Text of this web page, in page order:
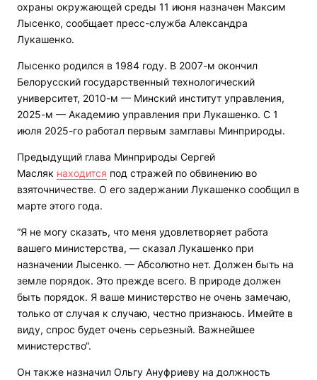
охраны окружающей среды 11 июня назначен Максим
Лысенко, сообщает пресс-служба Александра
Лукашенко.
Лысенко родился в 1984 году. В 2007-м окончил
Белорусский государственный технологический
университет, 2010-м — Минский институт управления,
2025-м — Академию управления при Лукашенко. С 1
июля 2025-го работал первым замглавы Минприроды.
Предыдущий глава Минприроды Сергей
Масляк находится под стражей по обвинению во
взяточничестве. О его задержании Лукашенко сообщил в
марте этого года.
“Я не могу сказать, что меня удовлетворяет работа
вашего министерства, — сказал Лукашенко при
назначении Лысенко. — Абсолютно нет. Должен быть на
земле порядок. Это прежде всего. В природе должен
быть порядок. Я ваше министерство не очень замечаю,
только от случая к случаю, честно признаюсь. Имейте в
виду, спрос будет очень серьезный. Важнейшее
министерство“.
Он также назначил Ольгу Ануфриеву на должность